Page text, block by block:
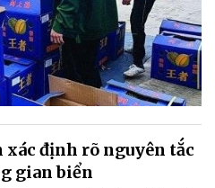
xác định rõ nguyên tắc
gian biển